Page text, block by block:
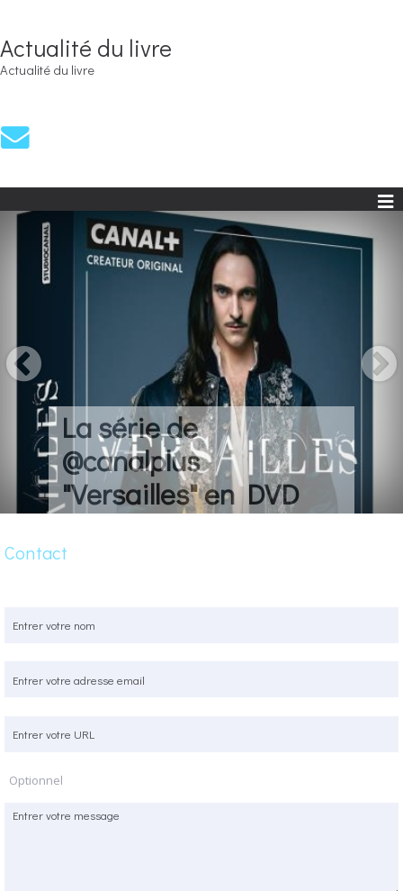
Actualité du livre
Actualité du livre
La série de
@canalplus
"Versailles" en DVD
Contact
Optionnel